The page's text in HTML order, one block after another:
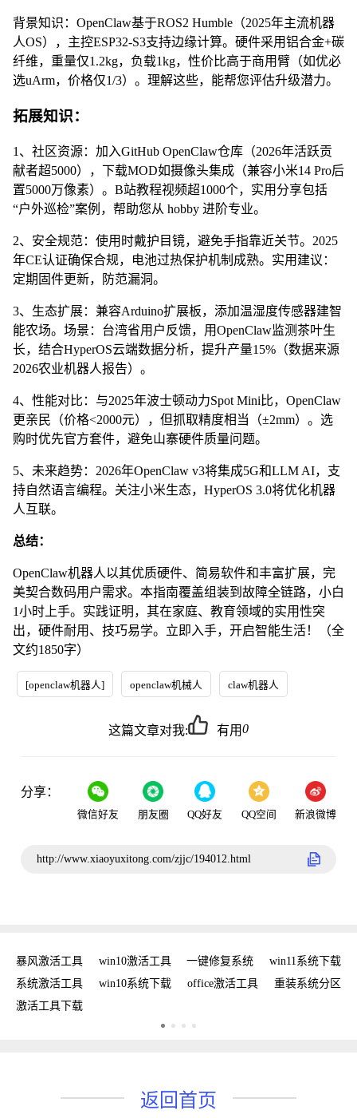
背景知识：OpenClaw基于ROS2 Humble（2025年主流机器
人OS），主控ESP32-S3支持边缘计算。硬件采用铝合金+碳
纤维，重量仅1.2kg，负载1kg，性价比高于商用臂（如优必
选uArm，价格仅1/3）。理解这些，能帮您评估升级潜力。
拓展知识：
1、社区资源：加入GitHub OpenClaw仓库（2026年活跃贡
献者超5000），下载MOD如摄像头集成（兼容小米14 Pro后
置5000万像素）。B站教程视频超1000个，实用分享包括
“户外巡检”案例，帮助您从 hobby 进阶专业。
2、安全规范：使用时戴护目镜，避免手指靠近关节。2025
年CE认证确保合规，电池过热保护机制成熟。实用建议：
定期固件更新，防范漏洞。
3、生态扩展：兼容Arduino扩展板，添加温湿度传感器建智
能农场。场景：台湾省用户反馈，用OpenClaw监测茶叶生
长，结合HyperOS云端数据分析，提升产量15%（数据来源
2026农业机器人报告）。
4、性能对比：与2025年波士顿动力Spot Mini比，OpenClaw
更亲民（价格<2000元），但抓取精度相当（±2mm）。选
购时优先官方套件，避免山寨硬件质量问题。
5、未来趋势：2026年OpenClaw v3将集成5G和LLM AI，支
持自然语言编程。关注小米生态，HyperOS 3.0将优化机器
人互联。
总结：
OpenClaw机器人以其优质硬件、简易软件和丰富扩展，完
美契合数码用户需求。本指南覆盖组装到故障全链路，小白
1小时上手。实践证明，其在家庭、教育领域的实用性突
出，硬件耐用、技巧易学。立即入手，开启智能生活！（全
文约1850字）
[openclaw机器人] openclaw机械人 claw机器人
这篇文章对我: 有用0
分享：
微信好友 朋友圈 QQ好友 QQ空间 新浪微博
http://www.xiaoyuxitong.com/zjjc/194012.html
暴风激活工具 win10激活工具 一键修复系统
win11系统下载
系统激活工具
win10系统下载 office激活工具
重装系统分区
激活工具下载
返回首页